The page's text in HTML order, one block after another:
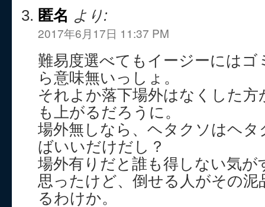
匿名 より:
2017年6月17日 11:37 PM
難易度選べてもイージーには
ら意味無いっしょ。
それよか落下場外はなくした
も上がるだろうに。
場外無しなら、ヘタクソはヘ
ばいいだけだし？
場外有りだと誰も得しない気
思ったけど、倒せる人がその泥
るわけか。